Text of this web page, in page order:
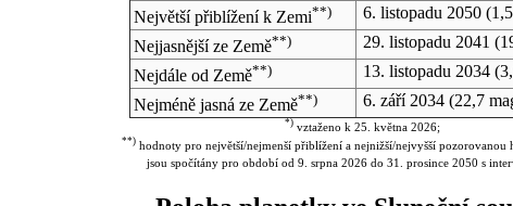
Největší přiblížení k Zemi**) 6. listopadu 2050
Nejjasnější ze Země**) 29. listopadu 2041
Nejdále od Země**) 13. listopadu 2034
Nejméně jasná ze Země**) 6. září 2034(22,7
*)vztaženo k 25. května 2026;
**) hodnoty pro největší/nejmenší přiblížení a nejnižší/nejvyšší pozorovanou
jsou spočítány pro období od 9. srpna 2026 do 31. prosince 2050 s